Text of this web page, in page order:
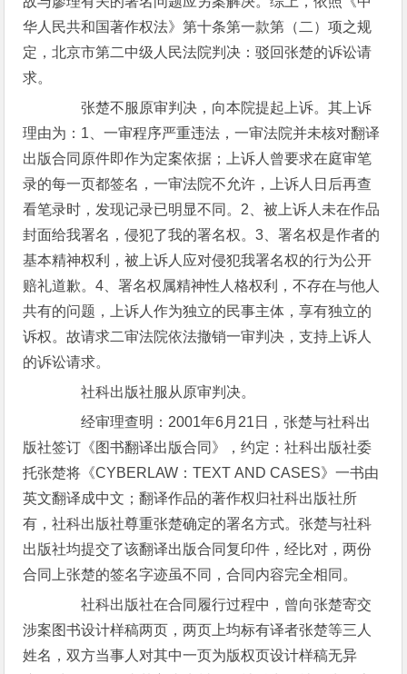
华人民共和国著作权法》第十条第一款第（二）项之规
定，北京市第二中级人民法院判决：驳回张楚的诉讼请
求。
张楚不服原审判决，向本院提起上诉。其上诉
理由为：1、一审程序严重违法，一审法院并未核对翻译
出版合同原件即作为定案依据；上诉人曾要求在庭审笔
录的每一页都签名，一审法院不允许，上诉人日后再查
看笔录时，发现记录已明显不同。2、被上诉人未在作品
封面给我署名，侵犯了我的署名权。3、署名权是作者的
基本精神权利，被上诉人应对侵犯我署名权的行为公开
赔礼道歉。4、署名权属精神性人格权利，不存在与他人
共有的问题，上诉人作为独立的民事主体，享有独立的
诉权。故请求二审法院依法撤销一审判决，支持上诉人
的诉讼请求。
社科出版社服从原审判决。
经审理查明：2001年6月21日，张楚与社科出
版社签订《图书翻译出版合同》，约定：社科出版社委
托张楚将《CYBERLAW：TEXT AND CASES》一书由
英文翻译成中文；翻译作品的著作权归社科出版社所
有，社科出版社尊重张楚确定的署名方式。张楚与社科
出版社均提交了该翻译出版合同复印件，经比对，两份
合同上张楚的签名字迹虽不同，合同内容完全相同。
社科出版社在合同履行过程中，曾向张楚寄交
涉案图书设计样稿两页，两页上均标有译者张楚等三人
姓名，双方当事人对其中一页为版权页设计样稿无异